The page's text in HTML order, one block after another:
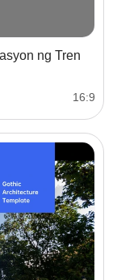
ng Tren
16:9